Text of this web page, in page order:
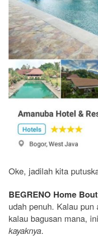
Oke, jadilah kita
BEGRENO Home
udah penuh. Kalau
kalau bagusan mana,
kayaknya.